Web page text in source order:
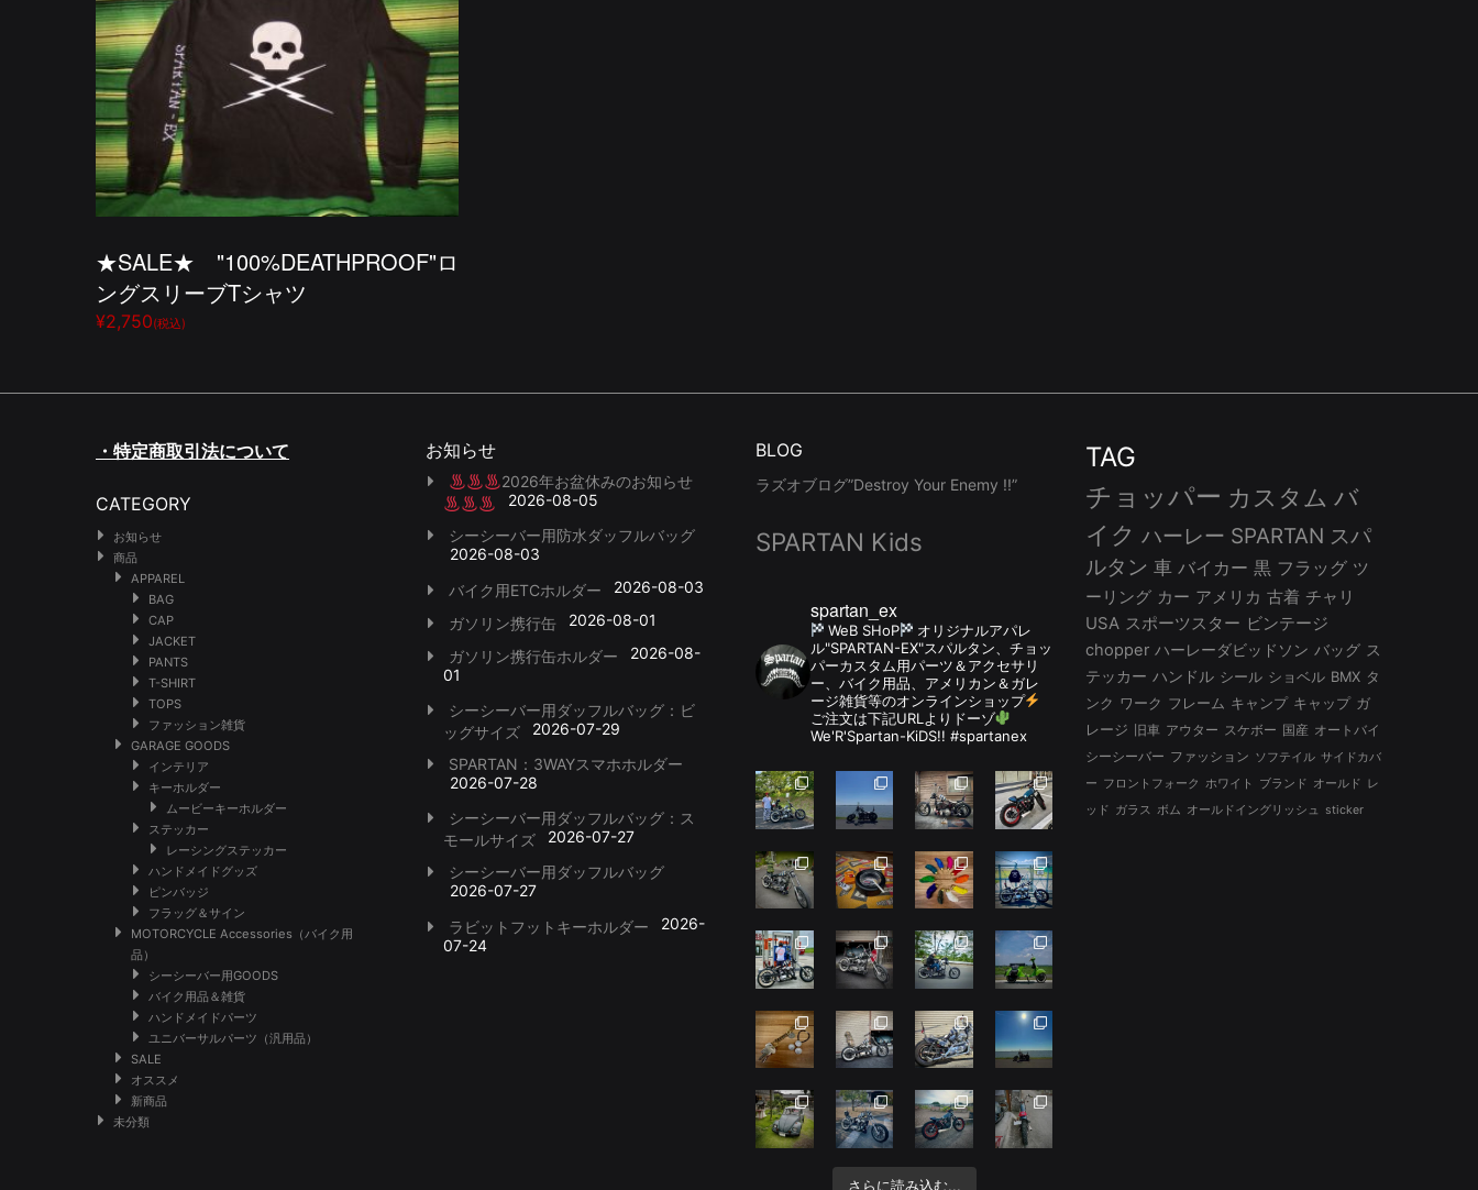
★SALE★ "100%DEATHPROOF"ロ
ングスリーブTシャツ
¥2,750(税込)
・特定商取引法について
CATEGORY
お知らせ
商品
APPAREL
BAG
CAP
JACKET
PANTS
T-SHIRT
TOPS
ファッション雑貨
GARAGE GOODS
インテリア
キーホルダー
ムービーキーホルダー
ステッカー
レーシングステッカー
ハンドメイドグッズ
ピンバッジ
フラッグ＆サイン
MOTORCYCLE Accessories（バイク用
品）
シーシーバー用GOODS
バイク用品＆雑貨
ハンドメイドパーツ
ユニバーサルパーツ（汎用品）
SALE
オススメ
新商品
未分類
お知らせ
2026年お盆休みのお知らせ
2026-08-05
シーシーバー用防水ダッフルバッグ
2026-08-03
バイク用ETCホルダー
2026-08-03
ガソリン携行缶
2026-08-01
ガソリン携行缶ホルダー
2026-08-
01
シーシーバー用ダッフルバッグ：ビ
ッグサイズ
2026-07-29
SPARTAN：3WAYスマホホルダー
2026-07-28
シーシーバー用ダッフルバッグ：ス
モールサイズ
2026-07-27
シーシーバー用ダッフルバッグ
2026-07-27
ラビットフットキーホルダー
2026-
07-24
BLOG
ラズオブログ”Destroy Your Enemy !!”
SPARTAN Kids
spartan_ex
WeB SHoP
オリジナルアパレ
ル"SPARTAN-EX"スパルタン、チョッ
パーカスタム用パーツ＆アクセサリ
ー、バイク用品、アメリカン＆ガレ
ージ雑貨等のオンラインショップ
ご注文は下記URLよりドーゾ
We'R'Spartan-KiDS!! #spartanex
さらに読み込む...
TAG
チョッパー カスタム バ
イク ハーレー SPARTAN スパ
ルタン 車 バイカー 黒 フラッグ ツ
ーリング カー アメリカ 古着 チャリ
USA スポーツスター ビンテージ
chopper ハーレーダビッドソン バッグ ス
テッカー ハンドル シール ショベル BMX タ
ンク ワーク フレーム キャンプ キャップ ガ
レージ
旧車 アウター スケボー 国産 オートバイ
シーシーバー ファッション ソフテイル サイドカバ
ー フロントフォーク ホワイト ブランド オールド レ
ッド ガラス ボム オールドイングリッシュ sticker